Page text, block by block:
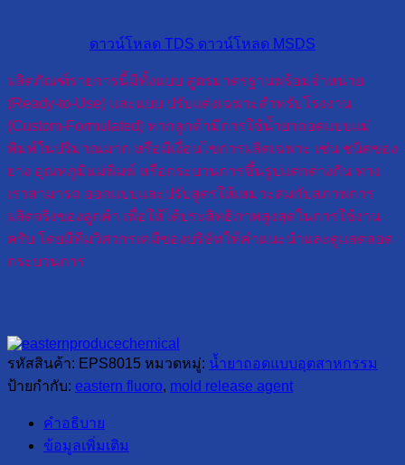
ดาวน์โหลด TDS ดาวน์โหลด MSDS
ผลิตภัณฑ์รายการนี้มีทั้งแบบ สูตรมาตรฐานพร้อมจำหน่าย
(Ready-to-Use) และแบบ ปรับแต่งเฉพาะสำหรับโรงงาน
(Custom-Formulated) หากลูกค้ามีการใช้น้ำยาถอดแบบแม่
พิมพ์ในปริมาณมาก หรือมีเงื่อนไขการผลิตเฉพาะ เช่น ชนิดของ
ยาง อุณหภูมิแม่พิมพ์ หรือกระบวนการขึ้นรูปแตกต่างกัน ทาง
เราสามารถ ออกแบบและปรับสูตรให้เหมาะสมกับสภาพการ
ผลิตจริงของลูกค้า เพื่อให้ได้ประสิทธิภาพสูงสุดในการใช้งาน
ครับ โดยมีทีมวิศวกรเคมีของบริษัทให้คำแนะนำและดูแลตลอด
กระบวนการ
รหัสสินค้า: EPS8015 หมวดหมู่: น้ำยาถอดแบบอุตสาหกรรม
ป้ายกำกับ: eastern fluoro, mold release agent
คำอธิบาย
ข้อมูลเพิ่มเติม